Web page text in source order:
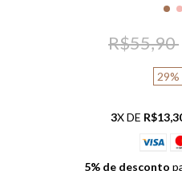
R$55,90
29%
3X DE
5% de desconto